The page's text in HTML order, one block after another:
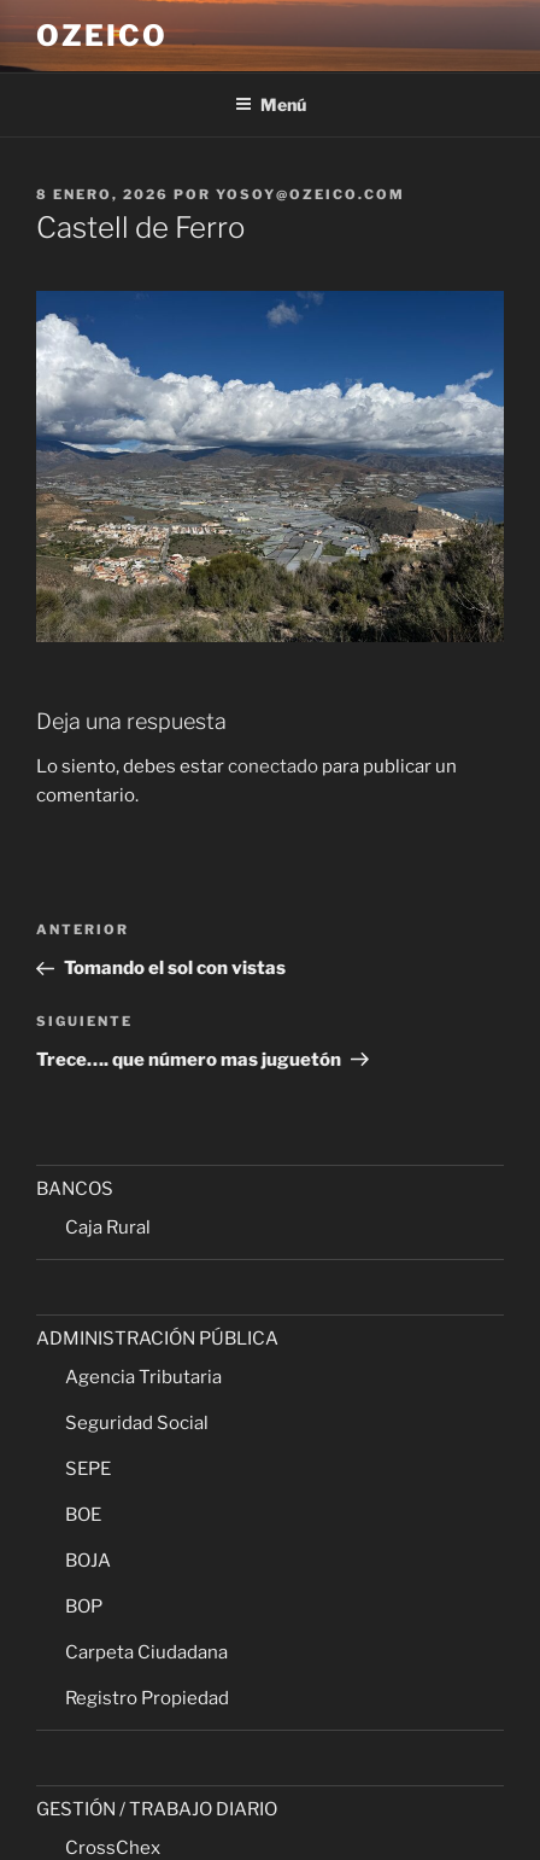
al
contenido
OZEICO
Menú
PUBLICADO
EL
8 ENERO, 2026 POR YOSOY@OZEICO.COM
Castell de Ferro
Deja una respuesta
Lo siento, debes estarconectado para publicar un
comentario.
Navegación
entradas
Entrada
anterior:
ANTERIOR
Tomando el sol con vistas
Siguiente
entrada
SIGUIENTE
Trece…. que número mas juguetón
BANCOS
Caja Rural
ADMINISTRACIÓN PÚBLICA
Agencia Tributaria
Seguridad Social
SEPE
BOE
BOJA
BOP
Carpeta Ciudadana
Registro Propiedad
GESTIÓN / TRABAJO DIARIO
CrossChex